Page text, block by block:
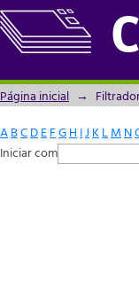
Filtrador por:
Página inicial →
ABCDEFGH IJ KLM N
Iniciar com